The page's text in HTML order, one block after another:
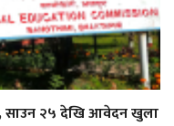
साउन २५ देखि आवेदन खुला